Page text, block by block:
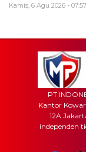
Kamis, 6 Agu 2026 -
PT
Kantor
12A
independen